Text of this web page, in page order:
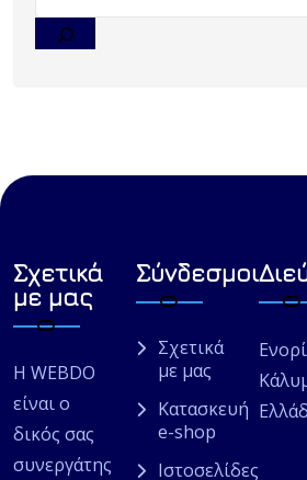
Σχετικά
με μας
Η WEBDO
είναι ο
δικός σας
συνεργάτης
Σύνδεσμοι
Σχετικά
με μας
Κατασκευή
e-shop
Ιστοσελίδες